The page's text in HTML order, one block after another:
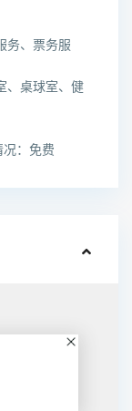
务、票务服
、桌球室、健
：免费